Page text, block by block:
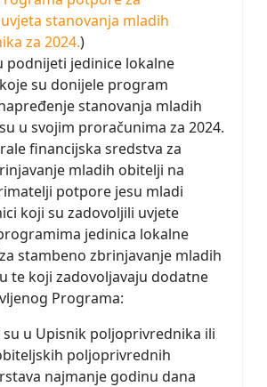
stanovanja mladih
za 2024.)
podnijeti jedinice lokalne
su donijele program
stanovanja mladih
u svojim proračunima za 2024.
financijska sredstva za
mladih obitelji na
potpore jesu mladi
koji su zadovoljili uvjete
jedinica lokalne
stambeno zbrinjavanje mladih
te koji zadovoljavaju dodatne
Programa:
su u Upisnik poljoprivrednika ili
poljoprivrednih
najmanje godinu dana